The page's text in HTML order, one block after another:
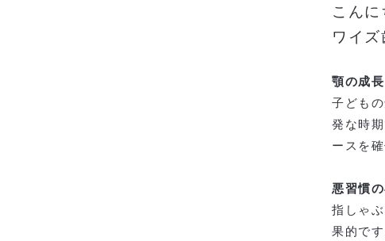
こんに
ワイ
顎の成
子ども
発な時
ースを
悪習慣
指しゃ
果的で